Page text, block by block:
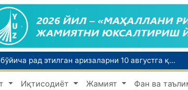
Ўқишини кўчириш бўйича рад этилган аризаларни 10 августга қадар таҳрирлаш мумкин
I ва II гуруҳ ногиронлиги бўлган фуқароларга пенсия проактив тарзда тайинланади
барча маҳсулотлар хавфсиз бўлиши шарт
Иқтисодиёт Жамият Фан ва